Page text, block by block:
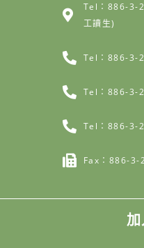
Tel：886-3-
工讀生)
Tel：886-3-
Tel：886-3-
Tel：886-3-
Fax：886-3-